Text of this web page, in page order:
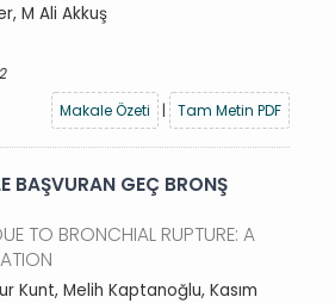
M Ali Akkuş
Makale Özeti
| Tam Metin PDF
BAŞVURAN GEÇ BRONŞ
TO BRONCHIAL RUPTURE: A
Kunt, Melih Kaptanoğlu, Kasım